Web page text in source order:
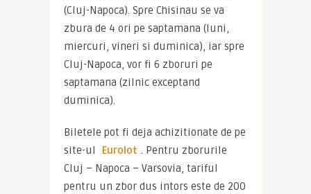
(Cluj-Napoca). Spre Chisinau se va
zbura de 4 ori pe saptamana (luni,
miercuri, vineri si duminica), iar spre
Cluj-Napoca, vor fi 6 zboruri pe
saptamana (zilnic exceptand
duminica).
Biletele pot fi deja achizitionate de pe
site-ul
Eurolot . Pentru zborurile
Cluj – Napoca – Varsovia, tariful
pentru un zbor dus intors este de 200